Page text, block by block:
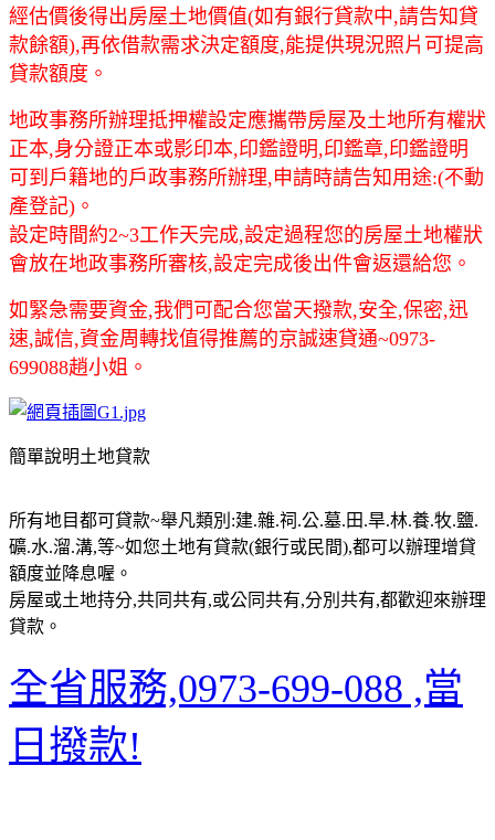
經估價後得出房屋土地價值(如有銀行貸款中,請告知貸
款餘額),再依借款需求決定額度,能提供現況照片可提高
貸款額度。
地政事務所辦理抵押權設定應攜帶房屋及土地所有權狀
正本,身分證正本或影印本,印鑑證明,印鑑章,印鑑證明
可到戶籍地的戶政事務所辦理,申請時請告知用途:(不動
產登記)。
設定時間約2~3工作天完成,設定過程您的房屋土地權狀
會放在地政事務所審核,設定完成後出件會返還給您。
如緊急需要資金,我們可配合您當天撥款,安全,保密,迅
速,誠信,資金周轉找值得推薦的京誠速貸通~0973-
699088趙小姐。
簡單說明土地貸款
所有地目都可貸款~舉凡類別:建.雜.祠.公.墓.田.旱.林.養.牧.鹽.
礦.水.溜.溝,等~如您土地有貸款(銀行或民間),都可以辦理增貸
額度並降息喔。
房屋或土地持分,共同共有,或公同共有,分別共有,都歡迎來辦理
貸款。
全省服務,0973-699-088 ,當
日撥款!